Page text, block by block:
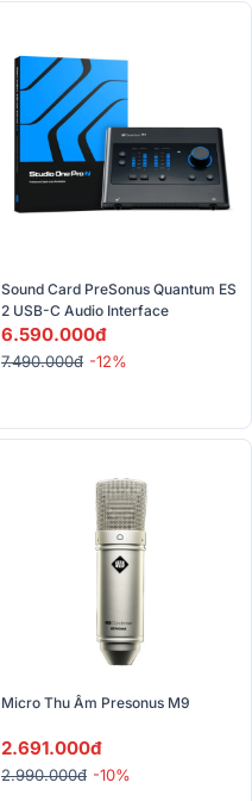
Sound Card PreSonus Quantum ES
2 USB-C Audio Interface
6.590.000đ
7.490.000đ -12%
Micro Thu Âm Presonus M9
2.691.000đ
2.990.000đ -10%